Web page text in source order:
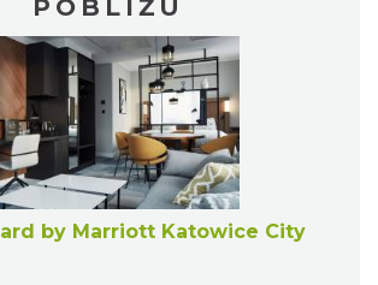
POBLIŻU
by Marriott Katowice City